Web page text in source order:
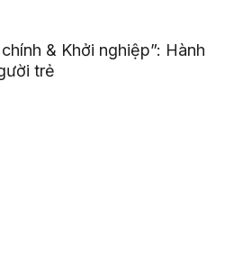
& Khởi nghiệp”: Hành
trẻ